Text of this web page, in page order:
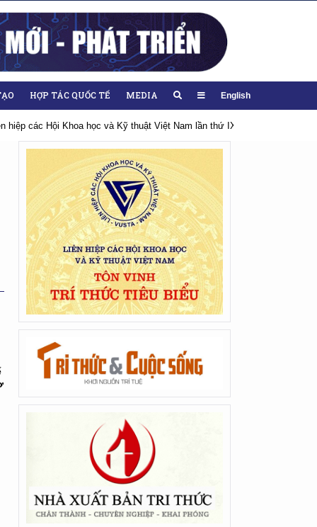
HỢP TÁC QUỐC TẾ MEDIA English
hiệp các Hội Khoa học và Kỹ thuật Việt Nam lần thứ IX, nhiệm kỳ 2026-